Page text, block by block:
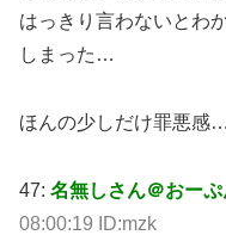
はっきり言わないとわ
しまった…
ほんの少しだけ罪悪感…
47: 名無しさん＠おーぷ
08:00:19 ID:mzk